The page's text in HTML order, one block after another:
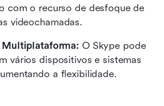
com o recurso de desfoque de
videochamadas.
O Skype pode
vários dispositivos e sistemas
a flexibilidade.